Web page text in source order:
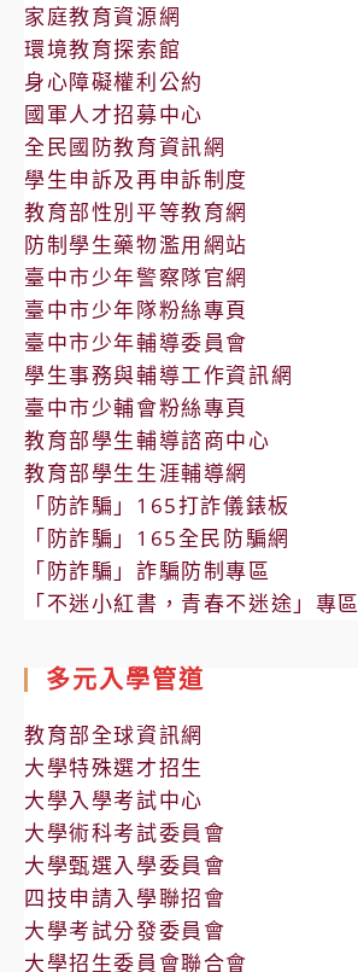
家庭教育資源網
環境教育探索館
身心障礙權利公約
國軍人才招募中心
全民國防教育資訊網
學生申訴及再申訴制度
教育部性別平等教育網
防制學生藥物濫用網站
臺中市少年警察隊官網
臺中市少年隊粉絲專頁
臺中市少年輔導委員會
學生事務與輔導工作資訊網
臺中市少輔會粉絲專頁
教育部學生輔導諮商中心
教育部學生生涯輔導網
「防詐騙」165打詐儀錶板
「防詐騙」165全民防騙網
「防詐騙」詐騙防制專區
「不迷小紅書，青春不迷途」專區
多元入學管道
教育部全球資訊網
大學特殊選才招生
大學入學考試中心
大學術科考試委員會
大學甄選入學委員會
四技申請入學聯招會
大學考試分發委員會
大學招生委員會聯合會